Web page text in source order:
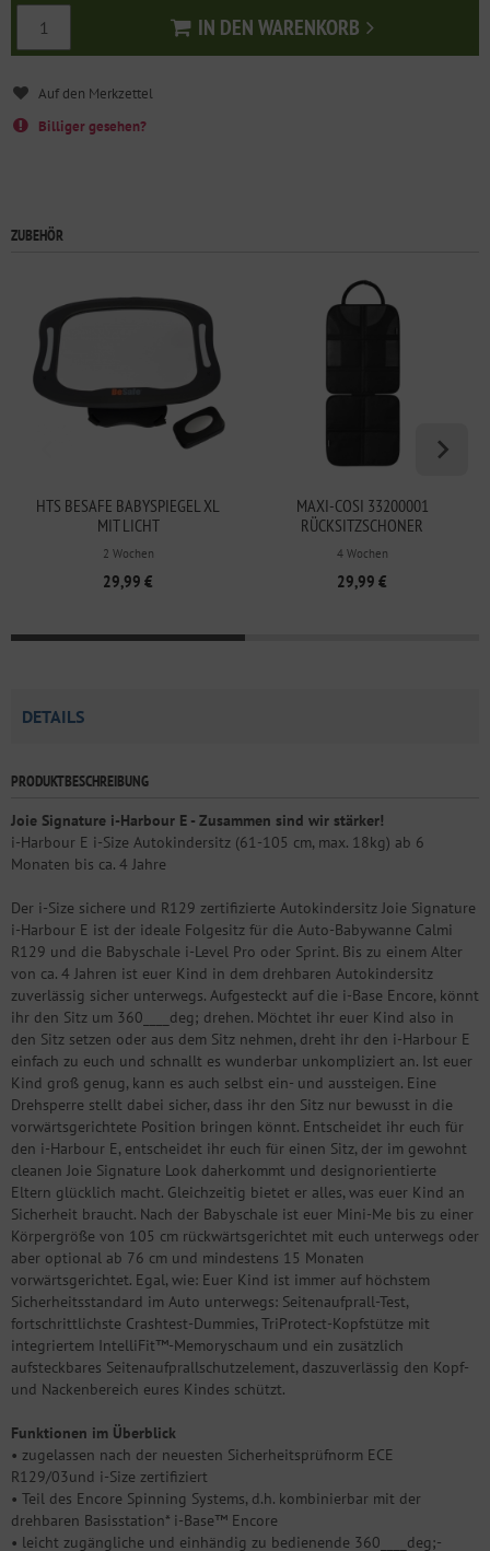
IN DEN WARENKORB
In den Warenkorb
Billiger gesehen?
ZUBEHÖR
HTS BESAFE BABYSPIEGEL XL
MIT LICHT
2 Wochen
29,99 €
MAXI-COSI 33200001
RÜCKSITZSCHONER
4 Wochen
29,99 €
DETAILS
PRODUKTBESCHREIBUNG
Joie Signature i-Harbour E - Zusammen sind wir stärker!
i-Harbour E i-Size Autokindersitz (61-105 cm, max. 18kg) ab 6
Monaten bis ca. 4 Jahre
Der i-Size sichere und R129 zertifizierte Autokindersitz Joie Signature
i-Harbour E ist der ideale Folgesitz für die Auto-Babywanne Calmi
R129 und die Babyschale i-Level Pro oder Sprint. Bis zu einem Alter
von ca. 4 Jahren ist euer Kind in dem drehbaren Autokindersitz
zuverlässig sicher unterwegs. Aufgesteckt auf die i-Base Encore, könnt
ihr den Sitz um 360____deg; drehen. Möchtet ihr euer Kind also in
den Sitz setzen oder aus dem Sitz nehmen, dreht ihr den i-Harbour E
einfach zu euch und schnallt es wunderbar unkompliziert an. Ist euer
Kind groß genug, kann es auch selbst ein- und aussteigen. Eine
Drehsperre stellt dabei sicher, dass ihr den Sitz nur bewusst in die
vorwärtsgerichtete Position bringen könnt. Entscheidet ihr euch für
den i-Harbour E, entscheidet ihr euch für einen Sitz, der im gewohnt
cleanen Joie Signature Look daherkommt und designorientierte
Eltern glücklich macht. Gleichzeitig bietet er alles, was euer Kind an
Sicherheit braucht. Nach der Babyschale ist euer Mini-Me bis zu einer
Körpergröße von 105 cm rückwärtsgerichtet mit euch unterwegs oder
aber optional ab 76 cm und mindestens 15 Monaten
vorwärtsgerichtet. Egal, wie: Euer Kind ist immer auf höchstem
Sicherheitsstandard im Auto unterwegs: Seitenaufprall-Test,
fortschrittlichste Crashtest-Dummies, TriProtect-Kopfstütze mit
integriertem IntelliFit™-Memoryschaum und ein zusätzlich
aufsteckbares Seitenaufprallschutzelement, daszuverlässig den Kopf-
und Nackenbereich eures Kindes schützt.
Funktionen im Überblick
• zugelassen nach der neuesten Sicherheitsprüfnorm ECE
R129/03und i-Size zertifiziert
• Teil des Encore Spinning Systems, d.h. kombinierbar mit der
drehbaren Basisstation* i-Base™ Encore
• leicht zugängliche und einhändig zu bedienende 360____deg;-